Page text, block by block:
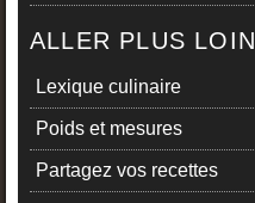
ALLER PLUS LOIN
Lexique culinaire
Poids et mesures
Partagez vos recettes